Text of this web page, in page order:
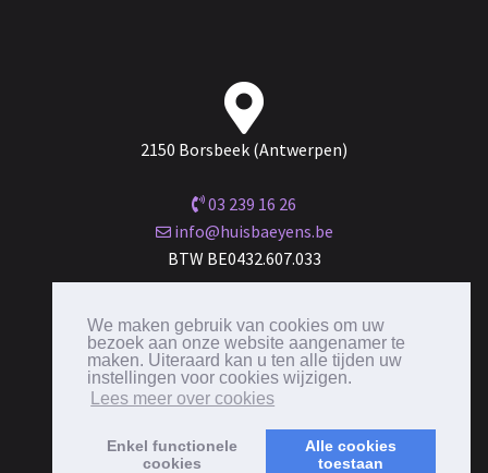
We maken gebruik van cookies om uw
bezoek aan onze website aangenamer te
maken. Uiteraard kan u ten alle tijden uw
instellingen voor cookies wijzigen.
Lees meer over cookies
Enkel functionele
cookies
Alle cookies
toestaan
2150 Borsbeek (Antwerpen)
03 239 16 26
info@huisbaeyens.be
BTW BE0432.607.033
Maandag tot zaterdag van 10.00 - 18.00 uur